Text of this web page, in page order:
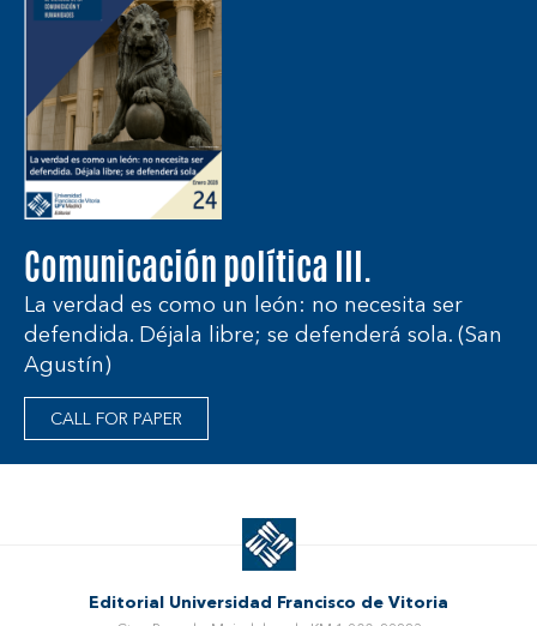
Comunicación política III.
La verdad es como un león: no necesita ser
defendida. Déjala libre; se defenderá sola. (San
Agustín)
CALL FOR PAPER
Editorial Universidad Francisco de Vitoria